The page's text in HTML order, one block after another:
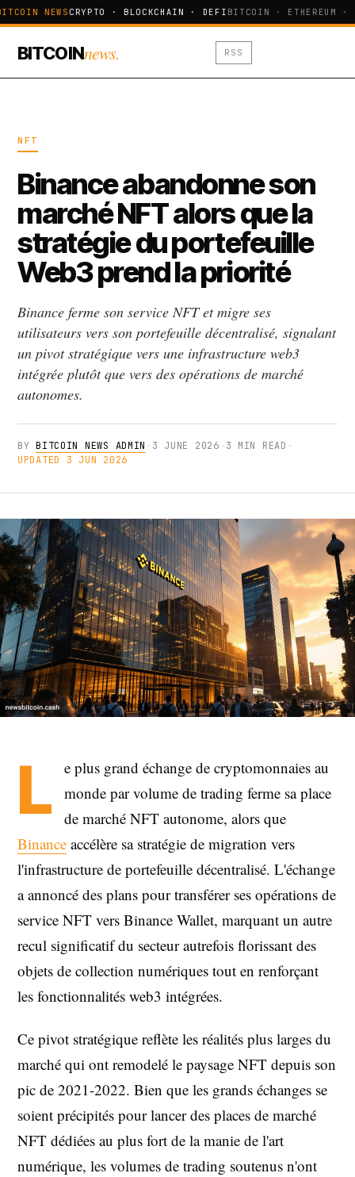
NEWSCRYPTO · BLOCKCHAIN · DEFI BITCOIN · ETHEREUM ·
BITCOINnews. RSS
NFT
Binance abandonne son
marché NFT alors que la
stratégie du portefeuille
Web3 prend la priorité
Binance ferme son service NFT et migre ses
utilisateurs vers son portefeuille décentralisé, signalant
un pivot stratégique vers une infrastructure web3
intégrée plutôt que vers des opérations de marché
autonomes.
BYBITCOIN NEWS ADMIN · 3 JUNE 2026 · 3 MIN READ ·
UPDATED 3 JUN 2026
L
e plus grand échange de cryptomonnaies au
monde par volume de trading ferme sa place
de marché NFT autonome, alors que
Binance accélère sa stratégie de migration vers
l'infrastructure de portefeuille décentralisé. L'échange
a annoncé des plans pour transférer ses opérations de
service NFT vers Binance Wallet, marquant un autre
recul significatif du secteur autrefois florissant des
objets de collection numériques tout en renforçant
les fonctionnalités web3 intégrées.
Ce pivot stratégique reflète les réalités plus larges du
marché qui ont remodelé le paysage NFT depuis son
pic de 2021-2022. Bien que les grands échanges se
soient précipités pour lancer des places de marché
NFT dédiées au plus fort de la manie de l'art
numérique, les volumes de trading soutenus n'ont